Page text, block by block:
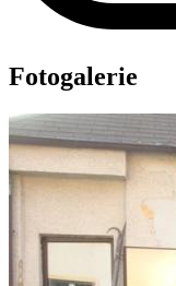
Fotogalerie